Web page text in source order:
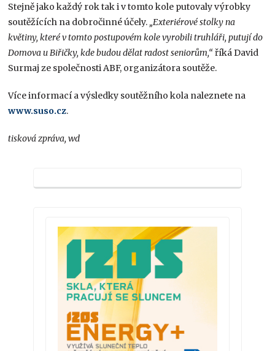
Stejně jako každý rok tak i v tomto kole putovaly výrobky
soutěžících na dobročinné účely. „Exteriérové stolky na
květiny, které v tomto postupovém kole vyrobili truhláři, putují do
Domova u Biřičky, kde budou dělat radost seniorům,“říká David
Surmaj ze společnosti ABF, organizátora soutěže.
Více informací a výsledky soutěžního kola naleznete na
www.suso.cz.
tisková zpráva, wd